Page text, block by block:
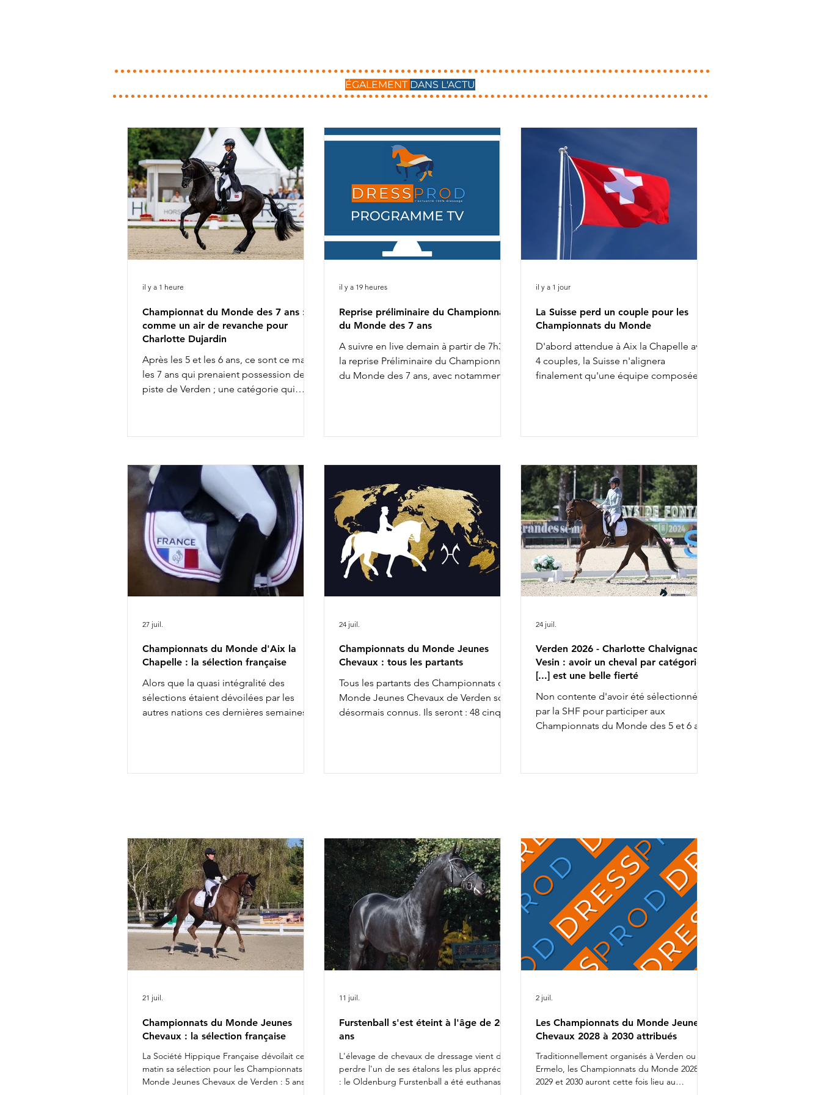
ÉGALEMENT DANS L'ACTU
Championnat du Monde des 7 ans :
comme un air de revanche pour
Charlotte Dujardin
Après les 5 et les 6 ans, ce sont ce matin
les 7 ans qui prenaient possession de la
piste de Verden ; une catégorie qui
Bien qu'elle ait fait partie des pré-
sélectionnés britanniques pour les
Championnats du Monde d'Aix la
Chapelle avec Braveheart, Charlotte
Dujardin ne retrouvera pas cette année
l'équipe anglaise chez les senio
il y a 1 heure
Reprise préliminaire du Championnat
du Monde des 7 ans
A suivre en live demain à partir de 7h30 :
la reprise Préliminaire du Championnat
du Monde des 7 ans, avec notamment :
9h58 : Charlotte Dujardin & Secret Agent
des Paluds 11h28 : Dinja van Liere & Red
Severucci HT 13h22 : Leonie Richter &
Glamdale WP Liste de départ complète
ICI
il y a 19 heures
La Suisse perd un couple pour les
Championnats du Monde
D'abord attendue à Aix la Chapelle avec
4 couples, la Suisse n'alignera
finalement qu'une équipe composée
Charlotte Lenherr & Dettori et Estelle
semaine prochaine les couleurs
helvétiques. Charlotta Rogerson &
Bonheur de la Vie ont en effet été retirés
de l'équipe nationale. Aucune réserve
n'a par ailleurs été appelée pour les
rempl
il y a 1 jour
Championnats du Monde d'Aix la
Chapelle : la sélection française
Alors que la quasi intégralité des
sélections étaient dévoilées par les
autres nations ces dernières semaines,
de l'équipe de France des
Roussel & Bel Amour Jean Morel
commentait : " Nous sommes fiers de
présenter une é
27 juil.
Championnats du Monde Jeunes
Chevaux : tous les partants
Tous les partants des Championnats du
Monde Jeunes Chevaux de Verden sont
désormais connus. Ils seront : 48 cinq
24 juil.
Verden 2026 - Charlotte Chalvignac
Vesin : avoir un cheval par catégorie
[...] est une belle fierté
Non contente d'avoir été sélectionnée
par la SHF pour participer aux
Championnats du Monde des 5 et 6 ans
Chalvignac et Jean Vesin prendront
dans quelques jours la route de
l'Allemagne avec 1 cheval par catégo
24 juil.
Championnats du Monde Jeunes
Chevaux : la sélection française
La Société Hippique Française dévoilait ce
matin sa sélection pour les Championnats du
Monde Jeunes Chevaux de Verden : 5 ans
21 juil.
Furstenball s'est éteint à l'âge de 20
ans
L'élevage de chevaux de dressage vient de
perdre l'un de ses étalons les plus appréciés
: le Oldenburg Furstenball a été euthanasié
11 juil.
Les Championnats du Monde Jeunes
Chevaux 2028 à 2030 attribués
Traditionnellement organisés à Verden ou
Ermelo, les Championnats du Monde 2028,
2029 et 2030 auront cette fois lieu au
2 juil.